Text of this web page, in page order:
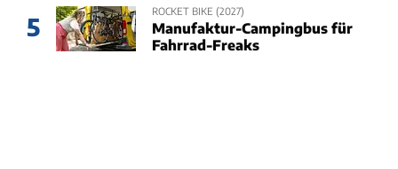
5
ROCKET BIKE (2027)
Manufaktur-Campingbus für
Fahrrad-Freaks